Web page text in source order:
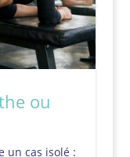
ou
un cas isolé :